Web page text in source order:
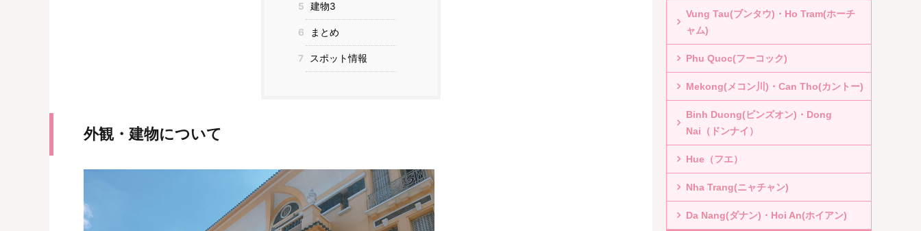
5 建物3
6 まとめ
7 スポット情報
外観・建物について
Vung Tau(ブンタウ)・Ho Tram(ホーチ
ャム)
Phu Quoc(フーコック)
Mekong(メコン川)・Can Tho(カントー)
Binh Duong(ビンズオン)・Dong
Nai（ドンナイ）
Hue（フエ）
Nha Trang(ニャチャン)
Da Nang(ダナン)・Hoi An(ホイアン)